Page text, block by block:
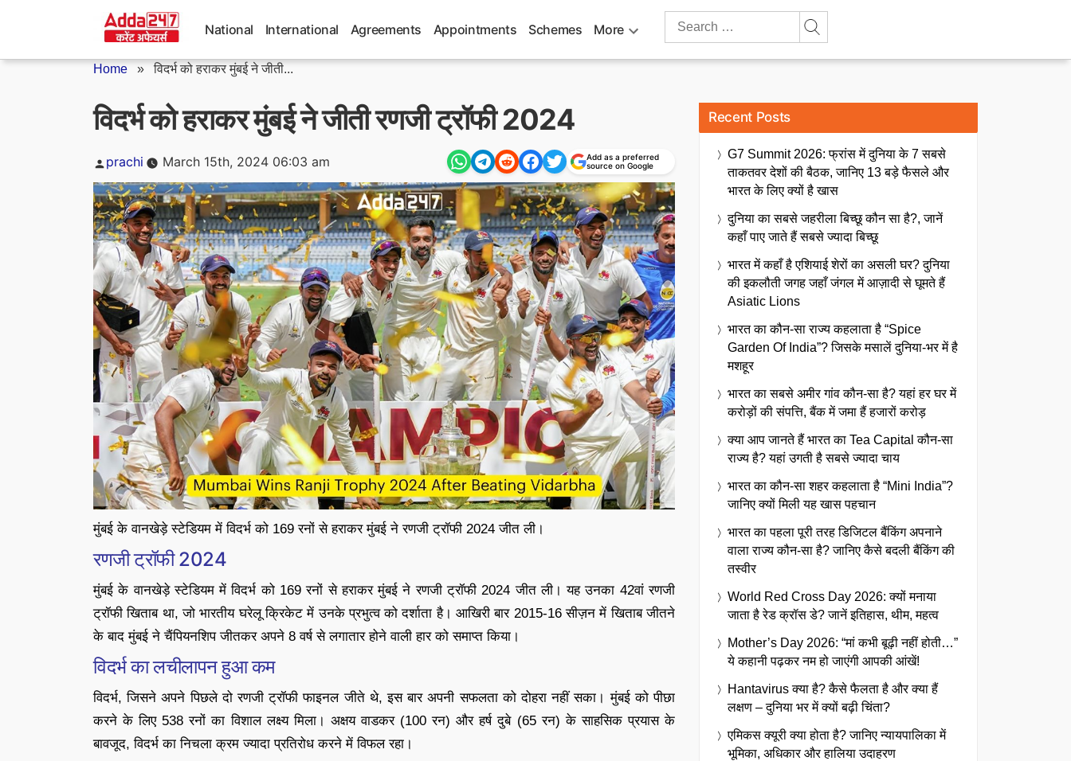
National International Agreements Appointments Schemes More
Search
Home »विदर्भ को हराकर मुंबई ने जीती...
विदर्भ को हराकर मुंबई ने जीती रणजी ट्रॉफी 2024
Posted
by
prachi March 15th, 2024 06:03 am
Add as a preferred
source on Google
मुंबई के वानखेड़े स्टेडियम में विदर्भ को 169 रनों से हराकर मुंबई ने रणजी ट्रॉफी 2024 जीत ली।
रणजी ट्रॉफी 2024
मुंबई के वानखेड़े स्टेडियम में विदर्भ को 169 रनों से हराकर मुंबई ने रणजी ट्रॉफी 2024 जीत ली। यह उनका 42वां रणजी
ट्रॉफी खिताब था, जो भारतीय घरेलू क्रिकेट में उनके प्रभुत्व को दर्शाता है। आखिरी बार 2015-16 सीज़न में खिताब जीतने
के बाद मुंबई ने चैंपियनशिप जीतकर अपने 8 वर्ष से लगातार होने वाली हार को समाप्त किया।
विदर्भ का लचीलापन हुआ कम
विदर्भ, जिसने अपने पिछले दो रणजी ट्रॉफी फाइनल जीते थे, इस बार अपनी सफलता को दोहरा नहीं सका। मुंबई को पीछा
करने के लिए 538 रनों का विशाल लक्ष्य मिला। अक्षय वाडकर (100 रन) और हर्ष दुबे (65 रन) के साहसिक प्रयास के
बावजूद, विदर्भ का निचला क्रम ज्यादा प्रतिरोध करने में विफल रहा।
Recent Posts
G7 Summit 2026: फ्रांस में दुनिया के 7 सबसे
ताकतवर देशों की बैठक, जानिए 13 बड़े फैसले और
भारत के लिए क्यों है खास
दुनिया का सबसे जहरीला बिच्छू कौन सा है?, जानें
कहाँ पाए जाते हैं सबसे ज्यादा बिच्छू
भारत में कहाँ है एशियाई शेरों का असली घर? दुनिया
की इकलौती जगह जहाँ जंगल में आज़ादी से घूमते हैं
Asiatic Lions
भारत का कौन-सा राज्य कहलाता है “Spice
Garden Of India”? जिसके मसालें दुनिया-भर में है
मशहूर
भारत का सबसे अमीर गांव कौन-सा है? यहां हर घर में
करोड़ों की संपत्ति, बैंक में जमा हैं हजारों करोड़
क्या आप जानते हैं भारत का Tea Capital कौन-सा
राज्य है? यहां उगती है सबसे ज्यादा चाय
भारत का कौन-सा शहर कहलाता है “Mini India”?
जानिए क्यों मिली यह खास पहचान
भारत का पहला पूरी तरह डिजिटल बैंकिंग अपनाने
वाला राज्य कौन-सा है? जानिए कैसे बदली बैंकिंग की
तस्वीर
World Red Cross Day 2026: क्यों मनाया
जाता है रेड क्रॉस डे? जानें इतिहास, थीम, महत्व
Mother’s Day 2026: “मां कभी बूढ़ी नहीं होती…”
ये कहानी पढ़कर नम हो जाएंगी आपकी आंखें!
Hantavirus क्या है? कैसे फैलता है और क्या हैं
लक्षण – दुनिया भर में क्यों बढ़ी चिंता?
एमिकस क्यूरी क्या होता है? जानिए न्यायपालिका में
भूमिका, अधिकार और हालिया उदाहरण